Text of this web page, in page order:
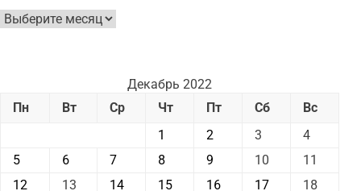
Архив
новостей
Декабрь 2022
Пн
Вт Ср Чт Пт Сб
Вс
1
2 3
4
5
6 7 8 9 10
11
12
13 14 15 16 17
18